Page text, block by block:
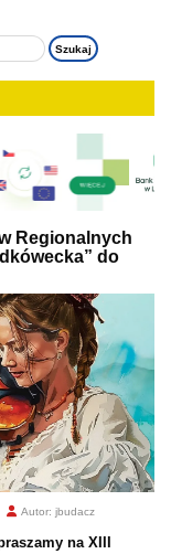
Regionalnych
do
Autor: jbudacz
na XIII